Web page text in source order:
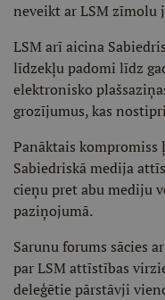
neveikt ar LSM zīmolu
LSM arī aicina
līdzekļu padomi līdz
elektronisko
grozījumus, kas
Panāktais
Sabiedriskā medija
cieņu pret abu mediju
paziņojumā.
Sarunu forums sācies
par LSM attīstības
deleģētie pārstāvji